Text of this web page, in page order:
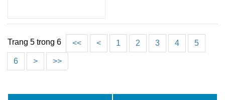
Trang 5 trong 6 << < 1 2 3 4 5
6 > >>